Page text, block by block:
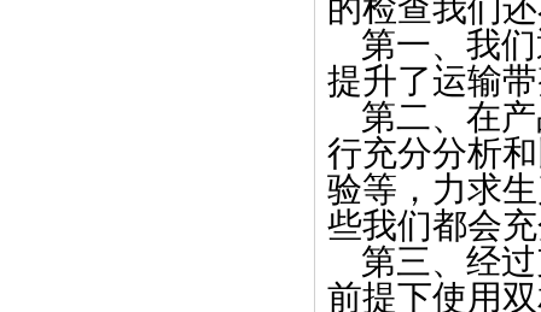
的检查我们
第一、我
提升了运输
第二、 在
行充分分析
验等，力求
些我们都会
第三、经
前提下使用